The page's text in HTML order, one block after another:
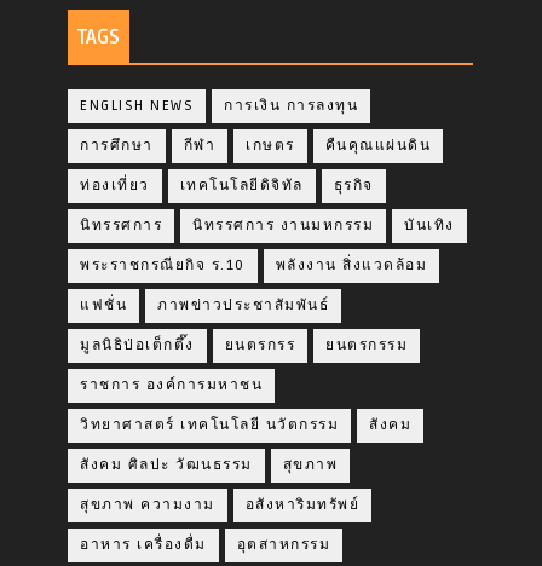
TAGS
ENGLISH NEWS การเงิน การลงทุน
การศึกษา กีฬา เกษตร คืนคุณแผ่นดิน
ท่องเที่ยว เทคโนโลยีดิจิทัล ธุรกิจ
นิทรรศการ นิทรรศการ งานมหกรรม บันเทิง
พระราชกรณียกิจ ร.10 พลังงาน สิ่งแวดล้อม
แฟชั่น ภาพข่าวประชาสัมพันธ์
มูลนิธิป่อเต็กตึ๊ง ยนตรกรร ยนตรกรรม
ราชการ องค์การมหาชน
วิทยาศาสตร์ เทคโนโลยี นวัตกรรม สังคม
สังคม ศิลปะ วัฒนธรรม สุขภาพ
สุขภาพ ความงาม อสังหาริมทรัพย์
อาหาร เครื่องดื่ม อุตสาหกรรม